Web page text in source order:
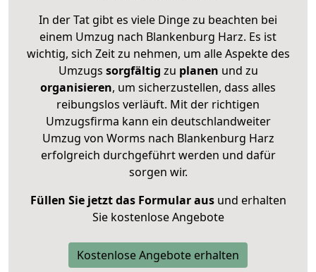
In der Tat gibt es viele Dinge zu beachten bei
einem Umzug nach Blankenburg Harz. Es ist
wichtig, sich Zeit zu nehmen, um alle Aspekte des
Umzugs sorgfältig zu planen und zu
organisieren, um sicherzustellen, dass alles
reibungslos verläuft. Mit der richtigen
Umzugsfirma kann ein deutschlandweiter
Umzug von Worms nach Blankenburg Harz
erfolgreich durchgeführt werden und dafür
sorgen wir.
Füllen Sie jetzt das Formular ausund erhalten
Sie kostenlose Angebote
Kostenlose Angebote erhalten